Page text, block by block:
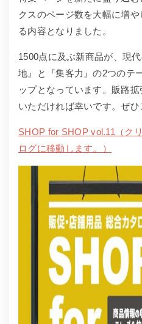
クスのページ数を大幅に増
る内容となりました。
1500点に及ぶ新商品が、現
地』と『集客力』の2つのテ
ップとなっています。販路
いただければ幸いです。ぜひ
SHOP for SHOP vol.11（ク
ログに移動します。）